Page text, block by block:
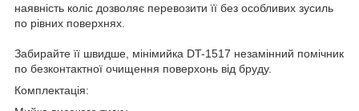
наявність коліс дозволяє перевозити її без особливих зусиль
по рівних поверхнях.
Забирайте її швидше, мінімийка DT-1517 незамінний помічник
по безконтактної очищення поверхонь від бруду.
Комплектація: